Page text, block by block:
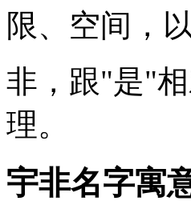
限、空间，
非 ，跟"是"
理。
宇非名字寓